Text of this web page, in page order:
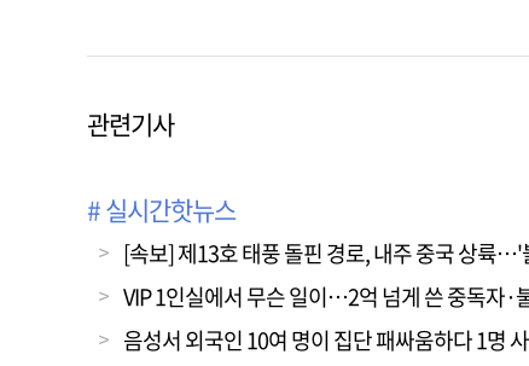
관련기사
# 실시간핫뉴스
[속보] 제13호 태풍 돌핀 경로, 내주 중국 상륙
VIP 1인실에서 무슨 일이…2억 넘게 쓴 중독자·
음성서 외국인 10여 명이 집단 패싸움하다 1명